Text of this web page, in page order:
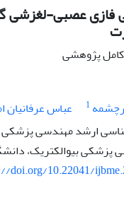
فازی عصبی-لغزشی
کامل پژوهشی
1 عباس عرفانیان
ارشد مهندسی پزشکی
پزشکی بیوالکتریک،
doi.org/10.22041/